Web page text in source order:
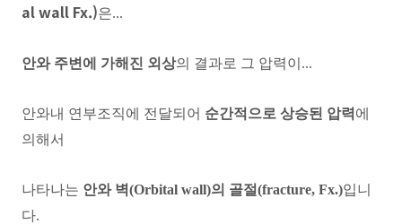
al wall Fx.)은...
안와 주변에 가해진 외상의 결과로 그 압력이...
안와내 연부조직에 전달되어 순간적으로 상승된 압력 에
의해서
나타나는 안와 벽(Orbital wall)의 골절(fracture, Fx.)입니
다.